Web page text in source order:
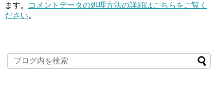
ます。
コメントデータの処理方法の詳細はこちらをご覧く
ださい。